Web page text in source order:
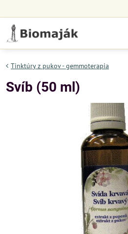
Tinktúry z pukov - gemmoterapia
Svíb (50 ml)